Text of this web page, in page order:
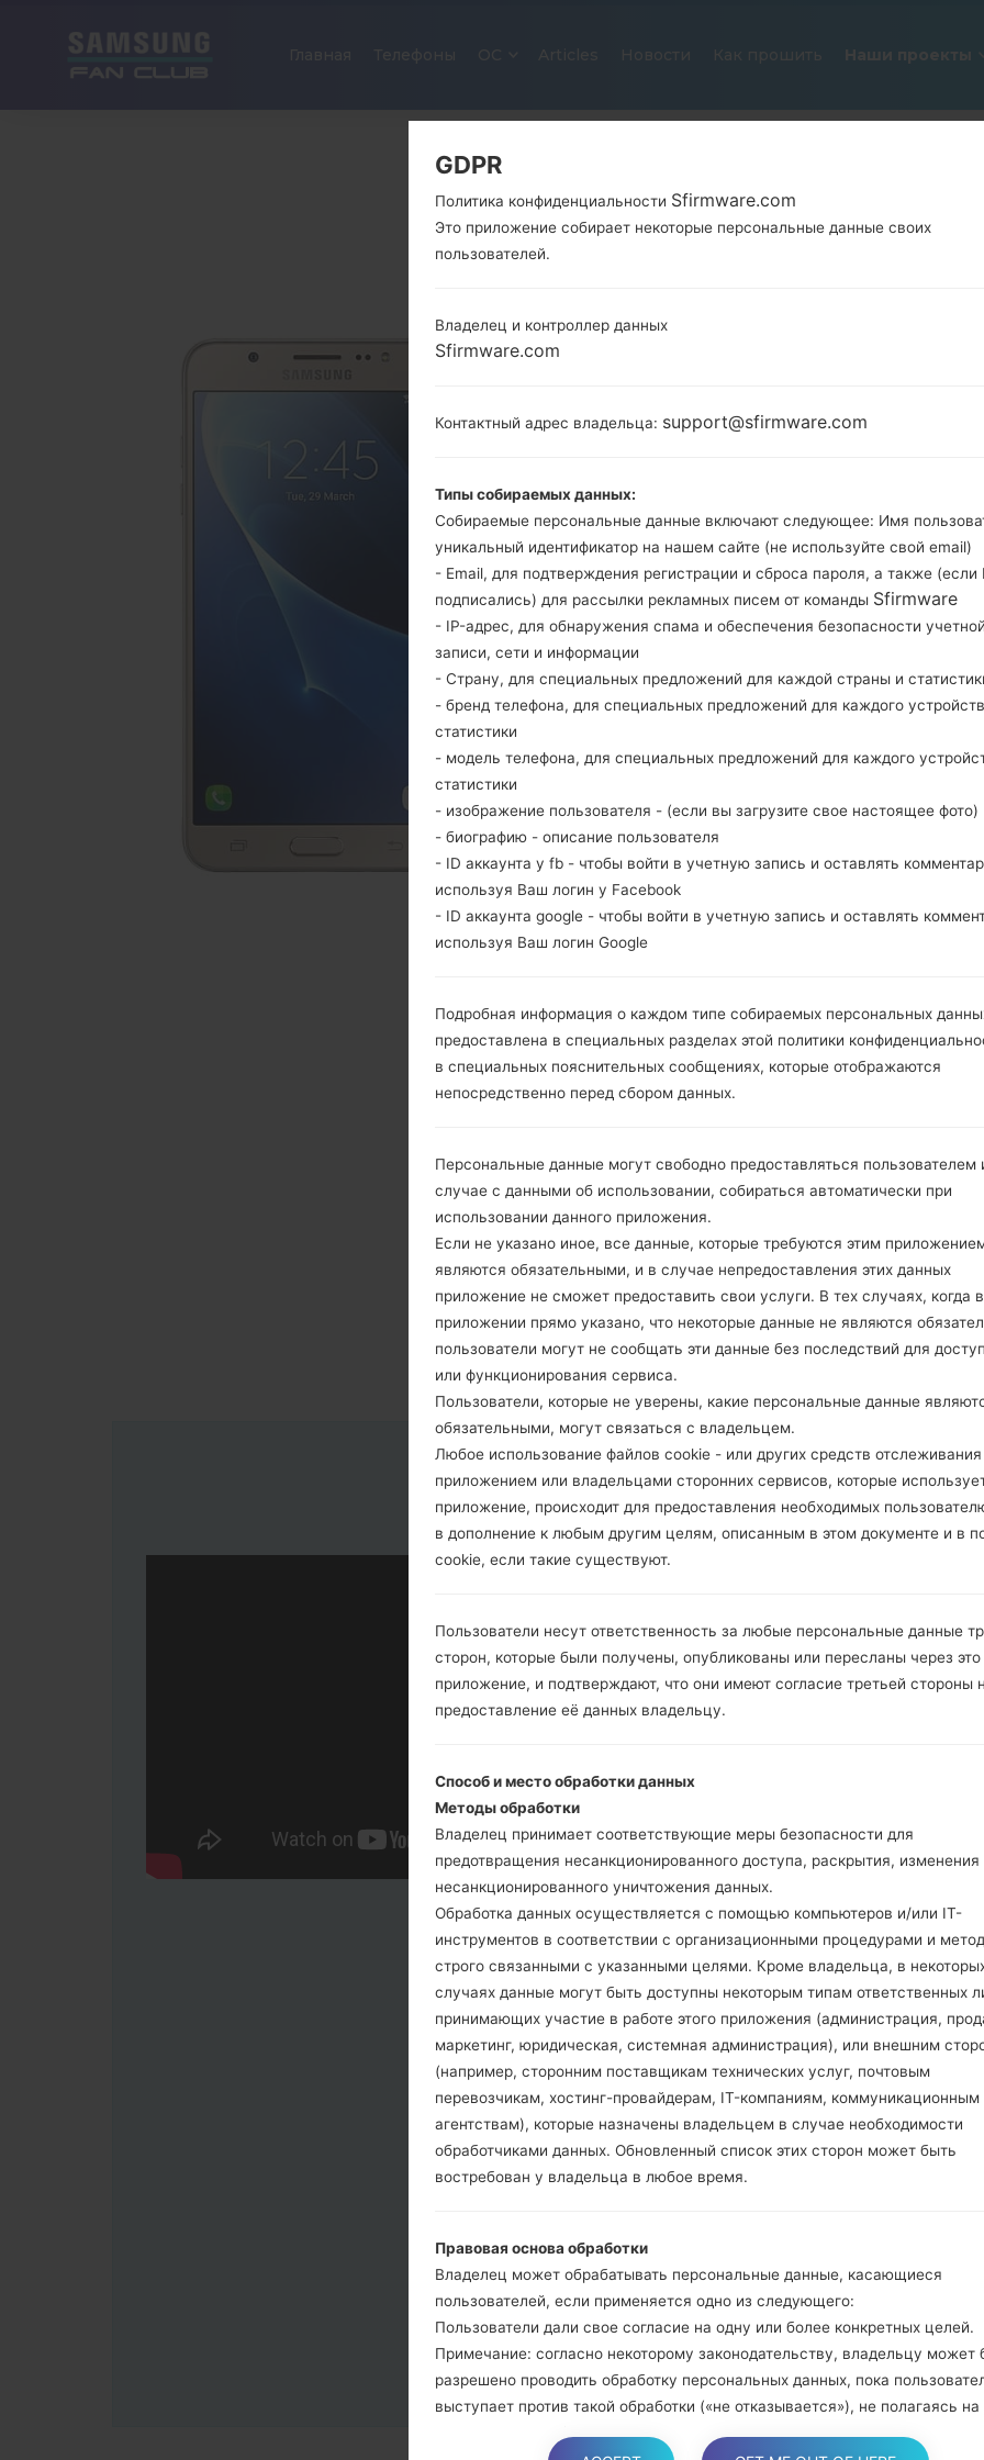
Новости Как прошить Наши проекты
ОФИЦИАЛЬНАЯ ПРОШИВКА
Главная → Galaxy J7 2016
Загрузите последнее обновление прошивки
проверить, соответствует ли номер модели
Код прошивки TGU для GUATEMALA.
J710MNUBS4CSL1 и версия CSC
Версия операционной системы данной
инструкция, как прошить стоковую прошивку
НАЗВАНИЕ ФАЙЛА
SM-J710MN_1_20191228001502
СИСТЕМА
Android Oreo 8.1.0
PDA/AP ВЕРСИЯ
РЕГИОН
1.ПРОВЕРИТЬ НАЛИЧИЕ RECAPTCHA
Инструкции
Если вы хотите
настройкам
Теперь выключите
режим. Все методы
Нажмите и
и Bixbi.
Нажмите и
громкости.
кабель.
Нажмите и
и домой.
Подключите
должна
появится на экране.
Укажите только
В конце нажмите
перезагрузится и
GDPR
Политика конфиденциальности Sfirmware.com
Это приложение собирает некоторые персональные данные своих
пользователей.
Владелец и контроллер данных
Sfirmware.com
Контактный адрес владельца: support@sfirmware.com
Типы собираемых данных:
Собираемые персональные данные включают следующее: Имя
уникальный идентификатор на нашем сайте (не используйте свой email)
- Email, для подтверждения регистрации и сброса пароля, а также (если
подписались) для рассылки рекламных писем от команды Sfirmware
- IP-адрес, для обнаружения спама и обеспечения безопасности учетной
записи, сети и информации
- Страну, для специальных предложений для каждой страны и
- бренд телефона, для специальных предложений для каждого
статистики
- модель телефона, для специальных предложений для каждого
статистики
- изображение пользователя - (если вы загрузите свое настоящее фото)
- биографию - описание пользователя
- ID аккаунта у fb - чтобы войти в учетную запись и оставлять
используя Ваш логин у Facebook
- ID аккаунта google - чтобы войти в учетную запись и оставлять
используя Ваш логин Google
Подробная информация о каждом типе собираемых персональных
предоставлена в специальных разделах этой политики
в специальных пояснительных сообщениях, которые отображаются
непосредственно перед сбором данных.
Персональные данные могут свободно предоставляться пользователем
случае с данными об использовании, собираться автоматически при
использовании данного приложения.
Если не указано иное, все данные, которые требуются этим
являются обязательными, и в случае непредоставления этих данных
приложение не сможет предоставить свои услуги. В тех случаях, когда
приложении прямо указано, что некоторые данные не являются
пользователи могут не сообщать эти данные без последствий для
или функционирования сервиса.
Пользователи, которые не уверены, какие персональные данные
обязательными, могут связаться с владельцем.
Любое использование файлов cookie - или других средств
приложением или владельцами сторонних сервисов, которые
приложение, происходит для предоставления необходимых
в дополнение к любым другим целям, описанным в этом документе и в
cookie, если такие существуют.
Пользователи несут ответственность за любые персональные данные
сторон, которые были получены, опубликованы или пересланы через это
приложение, и подтверждают, что они имеют согласие третьей стороны
предоставление её данных владельцу.
Способ и место обработки данных
Методы обработки
Владелец принимает соответствующие меры безопасности для
предотвращения несанкционированного доступа, раскрытия, изменения
несанкционированного уничтожения данных.
Обработка данных осуществляется с помощью компьютеров и/или IT-
инструментов в соответствии с организационными процедурами и
строго связанными с указанными целями. Кроме владельца, в
случаях данные могут быть доступны некоторым типам ответственных
принимающих участие в работе этого приложения (администрация,
маркетинг, юридическая, системная администрация), или внешним
(например, сторонним поставщикам технических услуг, почтовым
перевозчикам, хостинг-провайдерам, IT-компаниям, коммуникационным
агентствам), которые назначены владельцем в случае необходимости
обработчиками данных. Обновленный список этих сторон может быть
востребован у владельца в любое время.
Правовая основа обработки
Владелец может обрабатывать персональные данные, касающиеся
пользователей, если применяется одно из следующего:
Пользователи дали свое согласие на одну или более конкретных целей.
Примечание: согласно некоторому законодательству, владельцу может
разрешено проводить обработку персональных данных, пока
выступает против такой обработки («не отказывается»), не полагаясь на
согласие или любое другое из следующих правовых оснований. Это,